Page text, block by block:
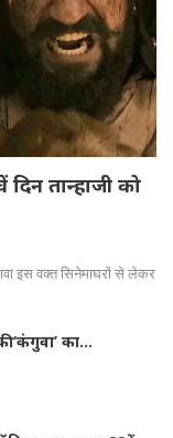
तान्हाजी को
इस वक्त सिनेमाघरों से लेकर
‘कंगुवा’ का…